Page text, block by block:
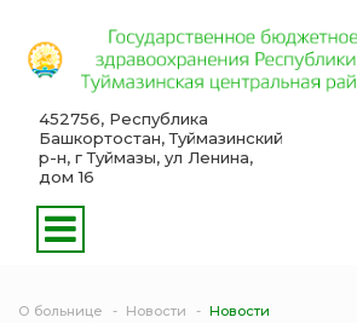
452756, Республика
Башкортостан, Туймазинский
р-н, г Туймазы, ул Ленина,
дом 16
О больнице Новости Новости